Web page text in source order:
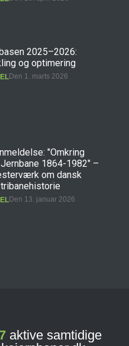
2025–2026:
og optimering
Den 1. marts 2026
"Omkring
Jernbane 1864-1982" –
om dansk
Den 13. januar 2026
aktive samtidige